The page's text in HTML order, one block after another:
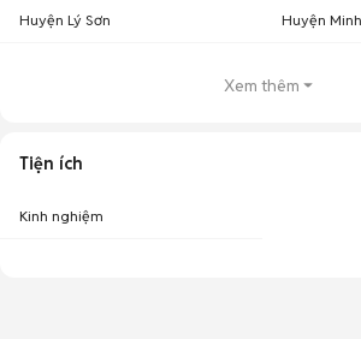
Huyện Lý Sơn Huyện
Xem thêm
Tiện ích
Kinh nghiệm